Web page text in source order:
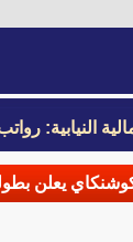
النيابية: رواتب عام
النيابية: رواتب عام
يعلن